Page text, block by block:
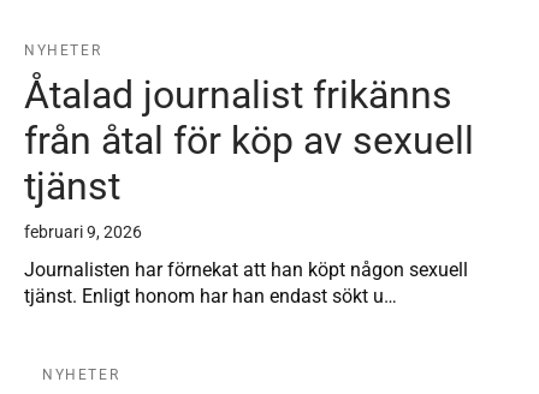
NYHETER
Åtalad journalist frikänns
från åtal för köp av sexuell
tjänst
februari 9, 2026
Journalisten har förnekat att han köpt någon sexuell
tjänst. Enligt honom har han endast sökt u…
NYHETER